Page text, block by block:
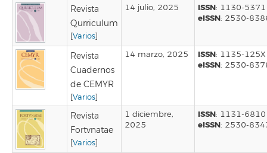
Revista
Qurriculum
[Varios]
14 julio, 2025 ISSN: 1130-5371
eISSN: 2530-
Revista
Cuadernos
de CEMYR
[Varios]
14 marzo, 2025 ISSN: 1135-125X
eISSN: 2530-
Revista
Fortvnatae
[Varios]
1 diciembre,
2025
ISSN: 1131-6810
eISSN: 2530-